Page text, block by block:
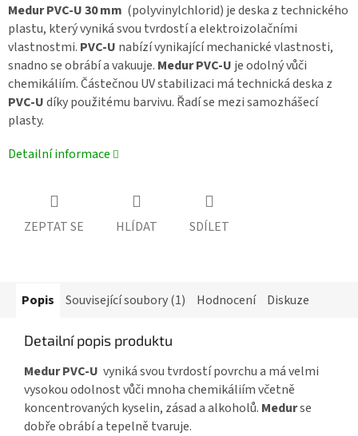
Medur PVC-U 30 mm (polyvinylchlorid) je deska z technického
plastu, který vyniká svou tvrdostí a elektroizolačními
vlastnostmi. PVC-U nabízí vynikající mechanické vlastnosti,
snadno se obrábí a vakuuje. Medur PVC-U je odolný vůči
chemikáliím. Částečnou UV stabilizaci má technická deska z
PVC-Udíky použitému barvivu. Řadí se mezi samozhášecí
plasty.
Detailní informace
ZEPTAT SE HLÍDAT SDÍLET
Popis Související soubory (1) Hodnocení Diskuze
Detailní popis produktu
Medur PVC-U vyniká svou tvrdostí povrchu a má velmi
vysokou odolnost vůči mnoha chemikáliím včetně
koncentrovaných kyselin, zásad a alkoholů. Medurse
dobře obrábí a tepelně tvaruje.